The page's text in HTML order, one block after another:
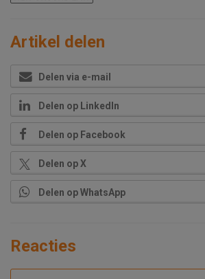
Artikel delen
Delen via e-mail
Delen op LinkedIn
Delen op Facebook
Delen op X
Delen op WhatsApp
Reacties